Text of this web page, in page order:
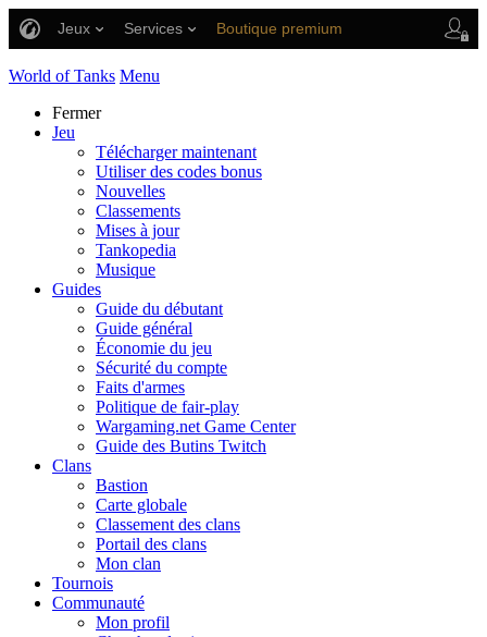
Jeux Services Boutique premium
World of Tanks Menu
Fermer
Jeu
Télécharger maintenant
Utiliser des codes bonus
Nouvelles
Classements
Mises à jour
Tankopedia
Musique
Guides
Guide du débutant
Guide général
Économie du jeu
Sécurité du compte
Faits d'armes
Politique de fair-play
Wargaming.net Game Center
Guide des Butins Twitch
Clans
Bastion
Carte globale
Classement des clans
Portail des clans
Mon clan
Tournois
Communauté
Mon profil